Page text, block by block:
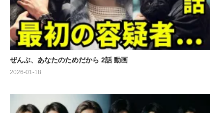
ぜんぶ、あなたのためだから 2話 動画
2026-01-18